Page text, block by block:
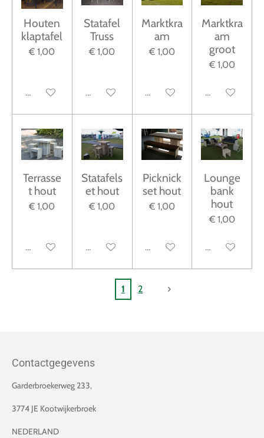
Houten
klaptafel
€ 1,00
Uitgeschakeld
Statafel
Truss
€ 1,00
Uitgeschakeld
Marktkra
am
€ 1,00
Uitgeschakeld
Marktkra
am
groot
€ 1,00
Uitgeschakeld
Terrasse
t hout
€ 1,00
Uitgeschakeld
Statafels
et hout
€ 1,00
Uitgeschakeld
Picknick
set hout
€ 1,00
Uitgeschakeld
Lounge
bank
hout
€ 1,00
Uitgeschakeld
1 2
Contactgegevens
Garderbroekerweg 233,
3774 JE Kootwijkerbroek
NEDERLAND